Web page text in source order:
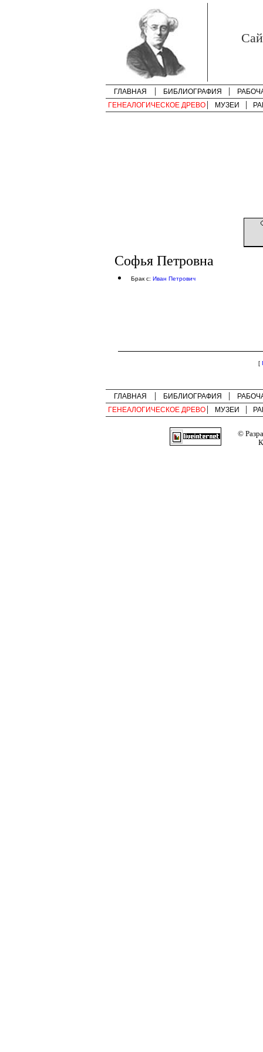
ГЛАВНАЯ БИБЛИОГРАФИЯ
ГЕНЕАЛОГИЧЕСКОЕ ДРЕВО
МУЗЕИ
Софья Петровна
Брак с: Иван Петрович
[
ГЛАВНАЯ БИБЛИОГРАФИЯ
ГЕНЕАЛОГИЧЕСКОЕ ДРЕВО
МУЗЕИ
©